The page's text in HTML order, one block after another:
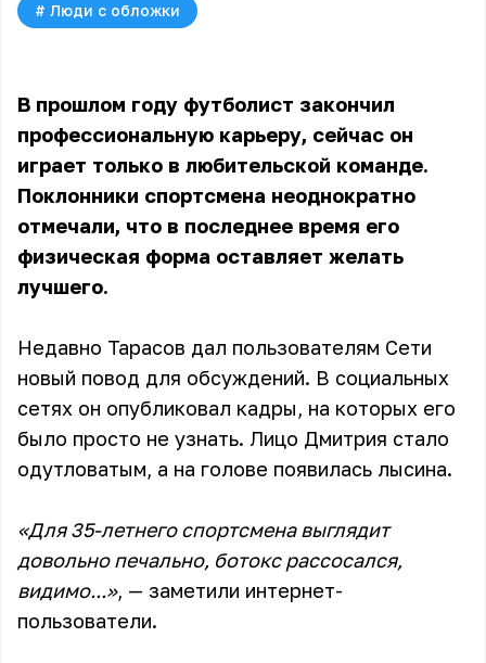
# Люди с обложки
В прошлом году футболист закончил
профессиональную карьеру, сейчас он
играет только в любительской команде.
Поклонники спортсмена неоднократно
отмечали, что в последнее время его
физическая форма оставляет желать
лучшего.
Недавно Тарасов дал пользователям Сети
новый повод для обсуждений. В социальных
сетях он опубликовал кадры, на которых его
было просто не узнать. Лицо Дмитрия стало
одутловатым, а на голове появилась лысина.
«Для 35-летнего спортсмена выглядит
довольно печально, ботокс рассосался,
видимо...», — заметили интернет-
пользователи.